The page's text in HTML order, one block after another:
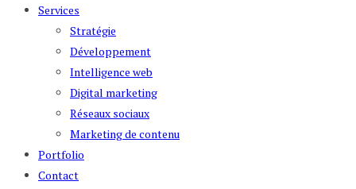
Services
Stratégie
Développement
Intelligence web
Digital marketing
Réseaux sociaux
Marketing de contenu
Portfolio
Contact